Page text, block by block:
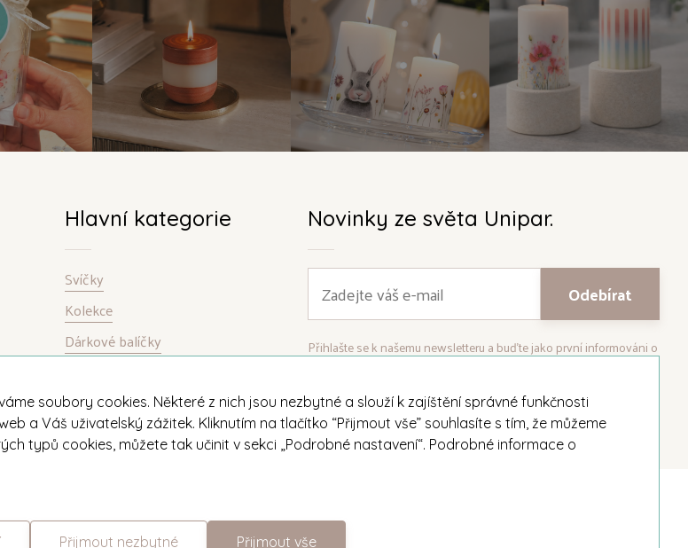
Hlavní kategorie
Svíčky
Kolekce
Dárkové balíčky
Novinky ze světa Unipar.
Přihlašte se k našemu newsletteru a buďte jako první informováni o
571 651 531 eshop@unipar.cz
soubory cookies. Některé z nich jsou nezbytné a slouží k zajíštění správné funkčnosti
a Váš uživatelský zážitek. Kliknutím na tlačítko “Přijmout vše” souhlasíte s tím, že můžeme
typů cookies, můžete tak učinit v sekci „Podrobné nastavení“. Podrobné informace o
Přijmout nezbytné Přijmout vše